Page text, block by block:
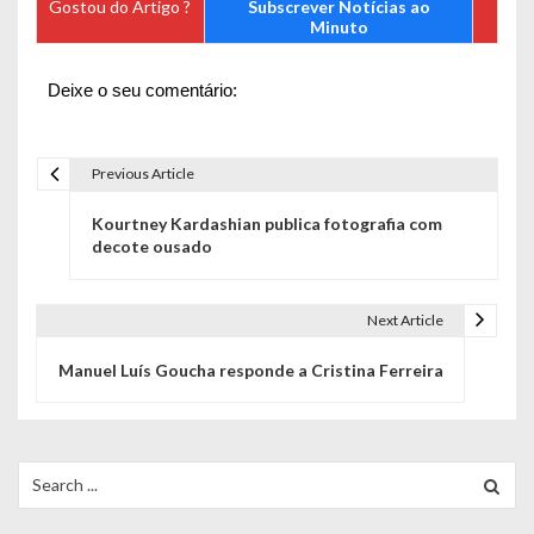
Gostou do Artigo ?
Subscrever Notícias ao
Minuto
Deixe o seu comentário:
ã
Previous Article
Kourtney Kardashian publica fotografia com
decote ousado
Next Article
Manuel Luís Goucha responde a Cristina Ferreira
for: